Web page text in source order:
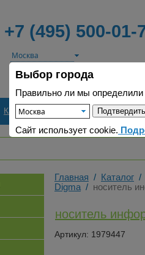
+7 (495) 500-01-
Выбор города
Правильно ли мы
Сайт использует cookie.
+7 (965) 409-
Как заказать Доставка Оплата
Главная / Каталог /
Digma / носитель
носитель
Артикул: 1979447